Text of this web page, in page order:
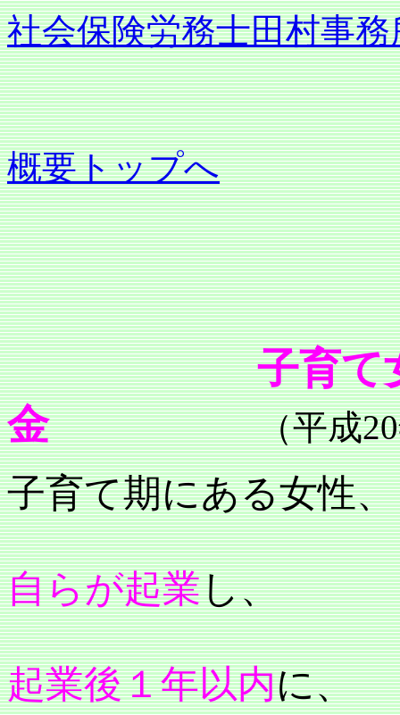
社会保険労務士田村事
概要トップへ
子育て
金（平成20
子育て期にある女性、
自らが起業し、
起業後１年以内に、